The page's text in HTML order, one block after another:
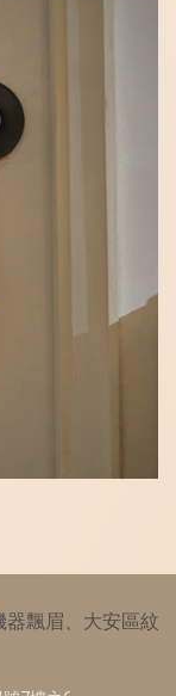
區紋繡推薦、大